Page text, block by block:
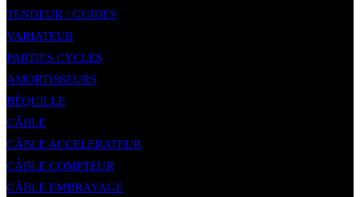
TENDEUR / GUIDES
VARIATEUR
PARTIES CYCLES
AMORTISSEURS
BÉQUILLE
CÂBLE
CÂBLE ACCELERATEUR
CÂBLE COMPTEUR
CÂBLE EMBRAYAGE